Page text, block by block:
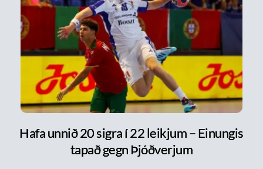
Hafa unnið 20 sigra í 22 leikjum – Einungis
tapað gegn Þjóðverjum